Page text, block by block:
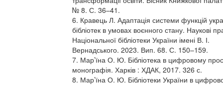
№ 8. С. 36–41.
6. Кравець Л. Адаптація системи функцій
бібліотек в умовах воєнного стану. Наукові
Національної бібліотеки України імені В. І.
Вернадського. 2023. Вип. 68. С. 150–159.
7. Мар’їна О. Ю. Бібліотека в цифровому
монографія. Харків : ХДАК, 2017. 326 с.
8. Мар’їна О. Ю. Бібліотеки України в